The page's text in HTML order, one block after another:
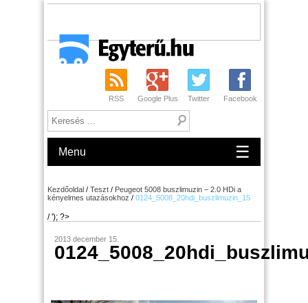
RSS Google Plus Twitter Facebook
Menu ☰
Kezdőoldal / Teszt / Peugeot 5008 buszlimuzin – 2.0 HDi a
kényelmes utazásokhoz / 0124_5008_20hdi_buszlimuzin_15
/ '); ?>
2013 december 15.